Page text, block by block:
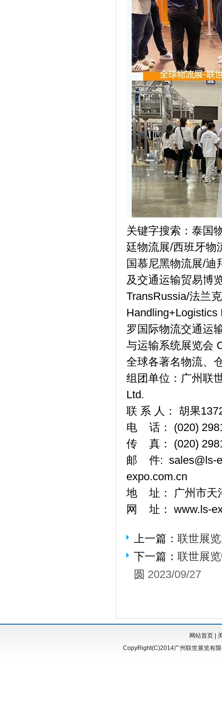
关键字搜索：泰国
廷物流展/西班牙物
国慕尼黑物流展/迪
及交通运输贸易博
TransRussia/法兰
罗国际物流交通运
与运输系统展览会
全球各著名物流、
组团单位：广州联
Ltd.
联 系 人： 胡果
电 话： (020)
传 真： (020)
邮 件: sales@ls-
expo.com.cn
地 址： 广州市天
网 址： www.ls-
上一篇： 联世展
下一篇： 联世展
圆 2023/09/27
网站首页
CopyRight(C)2014广州联世展览有